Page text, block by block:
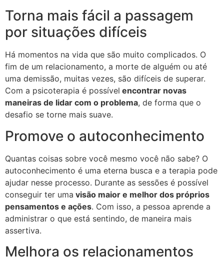
Torna mais fácil a passagem
por situações difíceis
Há momentos na vida que são muito complicados. O
fim de um relacionamento, a morte de alguém ou até
uma demissão, muitas vezes, são difíceis de superar.
Com a psicoterapia é possível encontrar novas
maneiras de lidar com o problema, de forma que o
desafio se torne mais suave.
Promove o autoconhecimento
Quantas coisas sobre você mesmo você não sabe? O
autoconhecimento é uma eterna busca e a terapia pode
ajudar nesse processo. Durante as sessões é possível
conseguir ter uma visão maior e melhor dos próprios
pensamentos e ações. Com isso, a pessoa aprende a
administrar o que está sentindo, de maneira mais
assertiva.
Melhora os relacionamentos